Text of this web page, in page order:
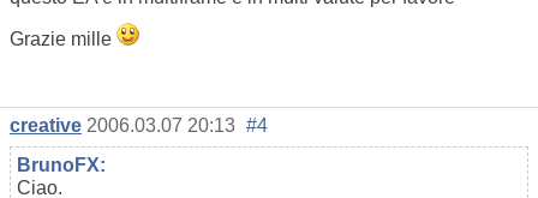
Grazie mille
creative 2006.03.07 20:13 #4
BrunoFX:
Ciao.